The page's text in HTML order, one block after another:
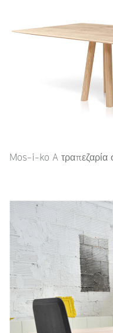
Mos-i-ko A τραπεζαρία